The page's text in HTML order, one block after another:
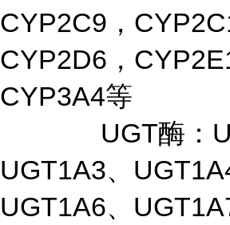
CYP2C9，
CYP2D6，
CYP3A4等
UGT酶：
UGT1A3、
UGT1A6、